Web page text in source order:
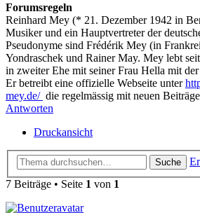
Forumsregeln
Reinhard Mey (* 21. Dezember 1942 in
Musiker und ein Hauptvertreter der
Pseudonyme sind Frédérik Mey (in
Yondraschek und Rainer May. Mey lebt
in zweiter Ehe mit seiner Frau Hella mit
Er betreibt eine offizielle Webseite unter
mey.de/ die regelmässig mit neuen
Antworten
Druckansicht
Suche
7 Beiträge • Seite 1 von 1